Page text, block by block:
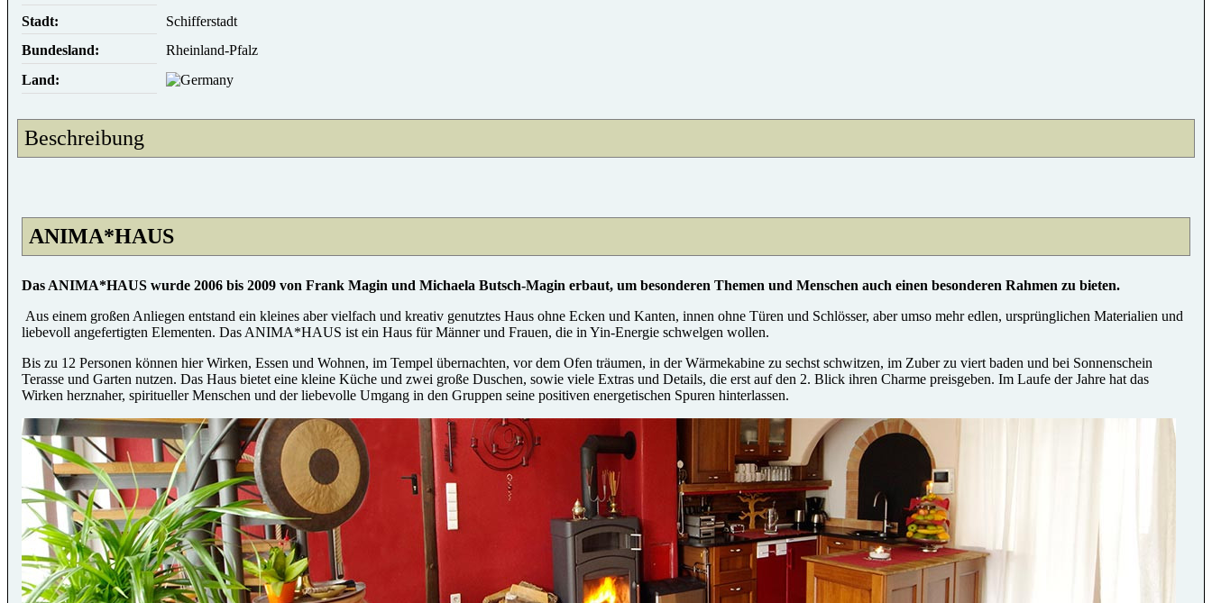
Stadt:
Schifferstadt
Bundesland:
Rheinland-Pfalz
Land:
Beschreibung
ANIMA*HAUS
Das ANIMA*HAUS wurde 2006 bis 2009 von Frank Magin und Michaela Butsch-Magin erbaut, um besonderen Themen und Menschen auch einen besonderen Rahmen zu bieten.
Aus einem großen Anliegen entstand ein kleines aber vielfach und kreativ genutztes Haus ohne Ecken und Kanten, innen ohne Türen und Schlösser, aber umso mehr edlen, ursprünglichen Materialien und
liebevoll angefertigten Elementen. Das ANIMA*HAUS ist ein Haus für Männer und Frauen, die in Yin-Energie schwelgen wollen.
Bis zu 12 Personen können hier Wirken, Essen und Wohnen, im Tempel übernachten, vor dem Ofen träumen, in der Wärmekabine zu sechst schwitzen, im Zuber zu viert baden und bei Sonnenschein
Terasse und Garten nutzen. Das Haus bietet eine kleine Küche und zwei große Duschen, sowie viele Extras und Details, die erst auf den 2. Blick ihren Charme preisgeben. Im Laufe der Jahre hat das
Wirken herznaher, spiritueller Menschen und der liebevolle Umgang in den Gruppen seine positiven energetischen Spuren hinterlassen.